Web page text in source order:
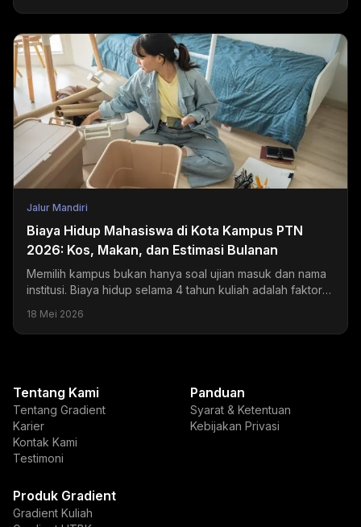
Jalur Mandiri
Biaya Hidup Mahasiswa di Kota Kampus PTN
2026: Kos, Makan, dan Estimasi Bulanan
Memilih kampus bukan hanya soal ujian masuk dan nama
institusi. Biaya hidup selama 4 tahun kuliah adalah faktor
18 Mei 2026
Tentang Kami
Tentang Gradient
Karier
Kontak Kami
Testimoni
Panduan
Syarat & Ketentuan
Kebijakan Privasi
Produk Gradient
Gradient Kuliah